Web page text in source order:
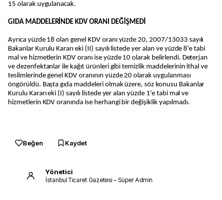
15 olarak uygulanacak.
GIDA MADDELERİNDE KDV ORANI DEĞİŞMEDİ
Ayrıca yüzde 18 olan genel KDV oranı yüzde 20, 2007/13033 sayılı
Bakanlar Kurulu Kararı eki (II) sayılı listede yer alan ve yüzde 8'e tabi
mal ve hizmetlerin KDV oranı ise yüzde 10 olarak belirlendi. Deterjan
ve dezenfektanlar ile kağıt ürünleri gibi temizlik maddelerinin ithal ve
teslimlerinde genel KDV oranının yüzde 20 olarak uygulanması
öngörüldü. Başta gıda maddeleri olmak üzere, söz konusu Bakanlar
Kurulu Kararı eki (I) sayılı listede yer alan yüzde 1'e tabi mal ve
hizmetlerin KDV oranında ise herhangi bir değişiklik yapılmadı.
Beğen Kaydet
Yönetici
İstanbul Ticaret Gazetesi – Süper Admin